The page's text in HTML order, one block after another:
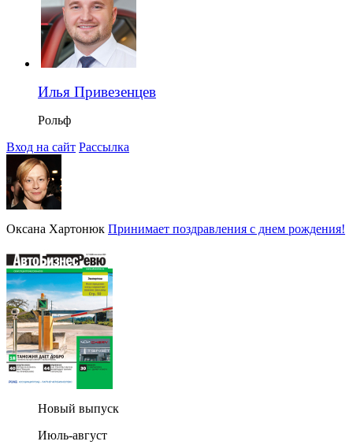
Илья Привезенцев
Рольф
Вход на сайт Рассылка
Оксана Хартонюк Принимает поздравления с днем рождения!
Новый выпуск
Июль-август